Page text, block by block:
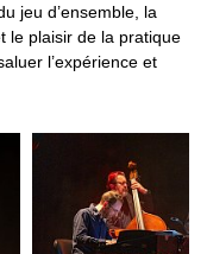
jeu d’ensemble, la
le plaisir de la pratique
l’expérience et